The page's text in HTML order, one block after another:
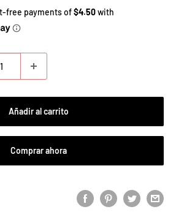
Añadir al carrito
Comprar ahora